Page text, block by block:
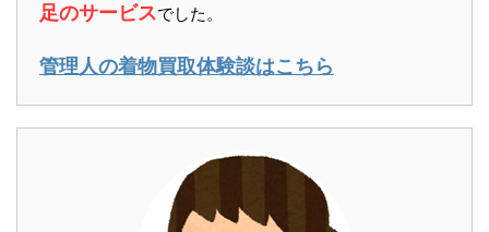
足のサービスでした。
管理人の着物買取体験談はこちら